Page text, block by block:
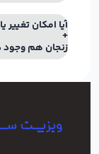
آیا امکان
زنجان هم وجود